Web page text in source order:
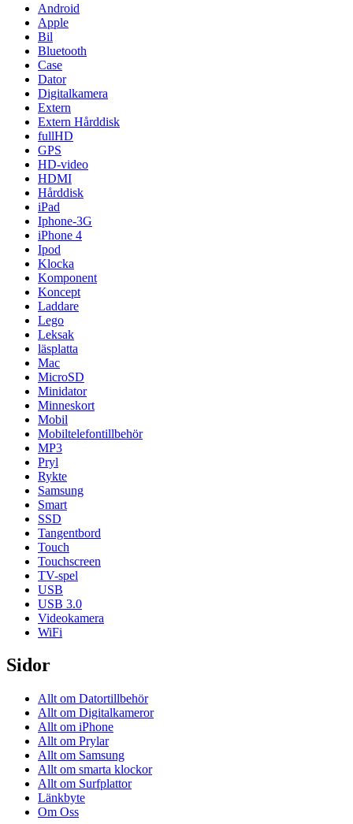
Android
Apple
Bil
Bluetooth
Case
Dator
Digitalkamera
Extern
Extern Hårddisk
fullHD
GPS
HD-video
HDMI
Hårddisk
iPad
Iphone-3G
iPhone 4
Ipod
Klocka
Komponent
Koncept
Laddare
Lego
Leksak
läsplatta
Mac
MicroSD
Minidator
Minneskort
Mobil
Mobiltelefontillbehör
MP3
Pryl
Rykte
Samsung
Smart
SSD
Tangentbord
Touch
Touchscreen
TV-spel
USB
USB 3.0
Videokamera
WiFi
Sidor
Allt om Datortillbehör
Allt om Digitalkameror
Allt om iPhone
Allt om Prylar
Allt om Samsung
Allt om smarta klockor
Allt om Surfplattor
Länkbyte
Om Oss